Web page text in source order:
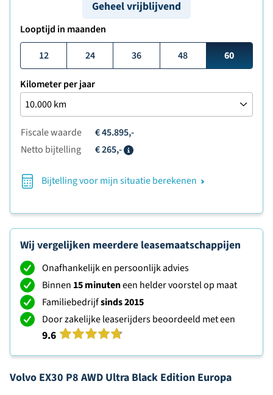
Geheel vrijblijvend
Looptijd in maanden
12
24 36 48 60
Kilometer per jaar
Fiscale waarde
€ 45.895,-
Netto bijtelling
€ 265,-
Bijtelling voor mijn situatie berekenen
Wij vergelijken meerdere leasemaatschappijen
Onafhankelijk en persoonlijk advies
Binnen 15 minuteneen helder voorstel op maat
Familiebedrijfsinds 2015
Door zakelijke leaserijders beoordeeld met een
9.6
Volvo EX30 P8 AWD Ultra Black Edition Europa